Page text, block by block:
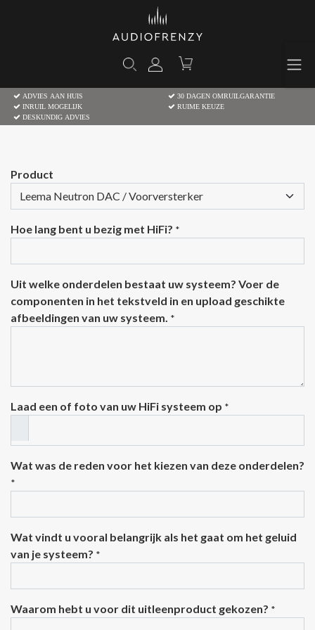
ADVIES AAN HUIS
30 DAGEN OMRUILGARANTIE
INRUIL MOGELIJK
RUIME KEUZE
DESKUNDIG ADVIES
Product
Hoe lang bent u bezig met HiFi? *
Uit welke onderdelen bestaat uw systeem? Voer de
componenten in het tekstveld in en upload geschikte
afbeeldingen van uw systeem. *
Laad een of foto van uw HiFi systeem op *
Wat was de reden voor het kiezen van deze onderdelen?
*
Wat vindt u vooral belangrijk als het gaat om het geluid
van je systeem? *
Waarom hebt u voor dit uitleenproduct gekozen? *